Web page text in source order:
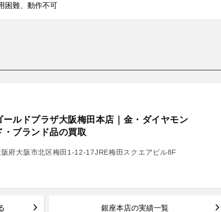
困難、動作不可
ールドプラザ大阪梅田本店｜金・ダイヤモン
・ブランド品の買取
阪府大阪市北区梅田1-12-17JRE梅田スクエアビル8F
銀座本店の実績一覧